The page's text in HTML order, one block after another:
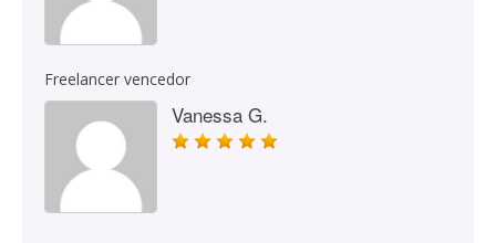
Freelancer vencedor
Vanessa G.